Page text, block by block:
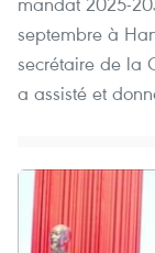
septembre à
secrétaire de la
a assisté et